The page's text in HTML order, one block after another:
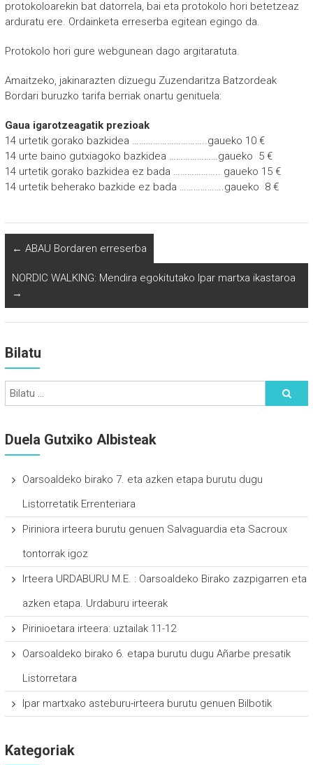
protokoloarekin bat datorrela, bai eta protokolo hori betetzeaz
arduratu ere. Ordainketa erreserba egitean egingo da.
Protokolo hori gure webgunean dago argitaratuta.
Amaitzeko, jakinarazten dizuegu Zuzendaritza Batzordeak
Bordari buruzko tarifa berriak onartu genituela:
Gaua igarotzeagatik prezioak
14 urtetik gorako bazkidea …………………………..gaueko 10 €
14 urte baino gutxiagoko bazkidea …………………gaueko 5 €
14 urtetik gorako bazkidea ez bada ……………….. gaueko 15 €
14 urtetik beherako bazkide ez bada ……………….gaueko 8 €
← ABAU Bordaren erreserba
NORDIC WALKING: Mendira egokitutako Ipar martxa ikastaroa
→
Bilatu
Duela Gutxiko Albisteak
Oarsoaldeko birako 7. eta azken etapa burutu dugu
Listorretatik Errenteriara
Piriniora irteera burutu genuen Salvaguardia eta Sacroux
tontorrak igoz
Irteera URDABURU M.E. : Oarsoaldeko Birako zazpigarren eta
azken etapa. Urdaburu irteerak
Pirinioetara irteera: uztailak 11-12
Oarsoaldeko birako 6. etapa burutu dugu Añarbe presatik
Listorretara
Ipar martxako asteburu-irteera burutu genuen Bilbotik
Kategoriak